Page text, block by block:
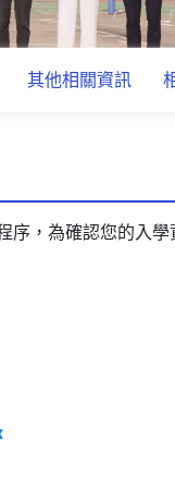
其他相關資訊
序，為確認您的入